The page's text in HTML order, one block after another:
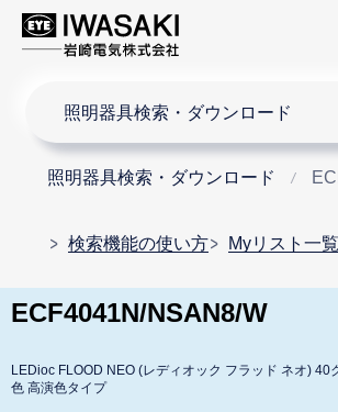
照明器具検索・ダウンロード
照明器具検索・ダウンロード
検索機能の使い方 Myリスト一覧
ECF4041N/NSAN8/W
LEDioc FLOOD NEO (レディオック フラッド ネオ) 40
色 高演色タイプ